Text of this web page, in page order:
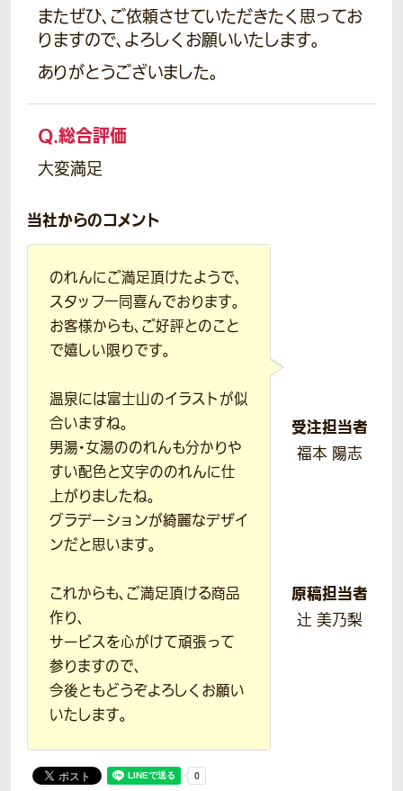
またぜひ、ご依頼させていただきたく思ってお
りますので、よろしくお願いいたします。
ありがとうございました。
Q.総合評価
大変満足
当社からのコメント
のれんにご満足頂けたようで、
スタッフ一同喜んでおります。
お客様からも、ご好評とのこと
で嬉しい限りです。
温泉には富士山のイラストが似
合いますね。
男湯・女湯ののれんも分かりや
すい配色と文字ののれんに仕
上がりましたね。
グラデーションが綺麗なデザイ
ンだと思います。
これからも、ご満足頂ける商品
作り、
サービスを心がけて頑張って
参りますので、
今後ともどうぞよろしくお願い
いたします。
受注担当者
福本 陽志
原稿担当者
辻 美乃梨